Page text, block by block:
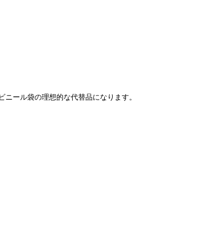
ール袋の理想的な代替品になります。